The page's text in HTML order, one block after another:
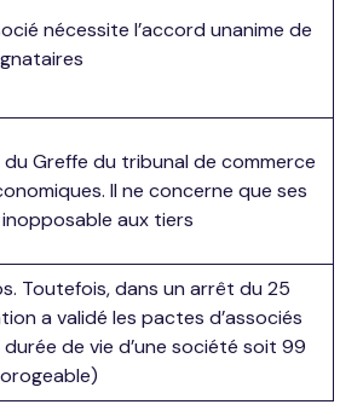
nécessite l’accord unanime de
du Greffe du tribunal de commerce
Il ne concerne que ses
aux tiers
Toutefois, dans un arrêt du 25
a validé les pactes d’associés
de vie d’une société soit 99